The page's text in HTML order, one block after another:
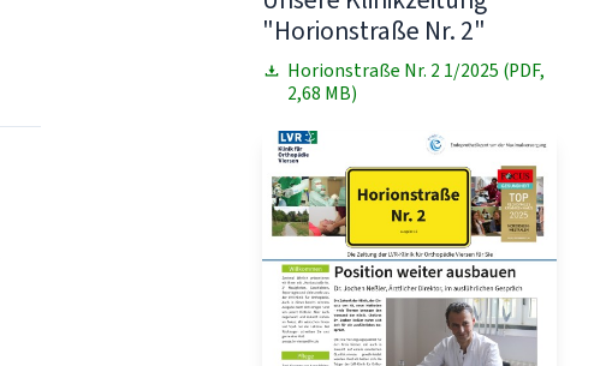
"Horionstraße Nr. 2"
Horionstraße Nr. 2 1/2025 (PDF,
2,68 MB)